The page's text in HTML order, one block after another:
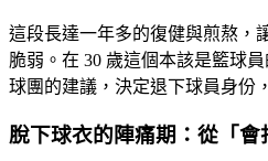
這段長達一年多的復健與煎熬，
脆弱。在 30 歲這個本該是籃球
球團的建議，決定退下球員身份
脫下球衣的陣痛期：從「會